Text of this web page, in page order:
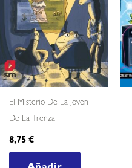
El Misterio De La Joven
De La Trenza
8,75 €